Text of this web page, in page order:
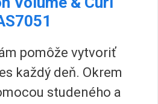
pomôže vytvoriť
každý deň. Okrem
studeného a